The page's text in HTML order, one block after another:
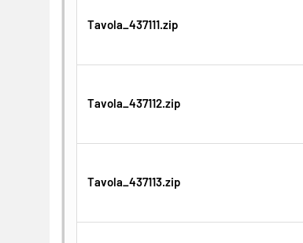
Tavola_437111.zip
Tavola_437112.zip
Tavola_437113.zip